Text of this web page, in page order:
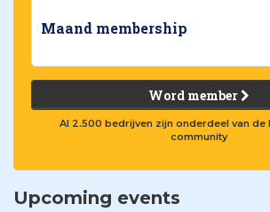
Maand membership
Word member
Al 2.500 bedrijven zijn onderdeel van de
community
Upcoming events